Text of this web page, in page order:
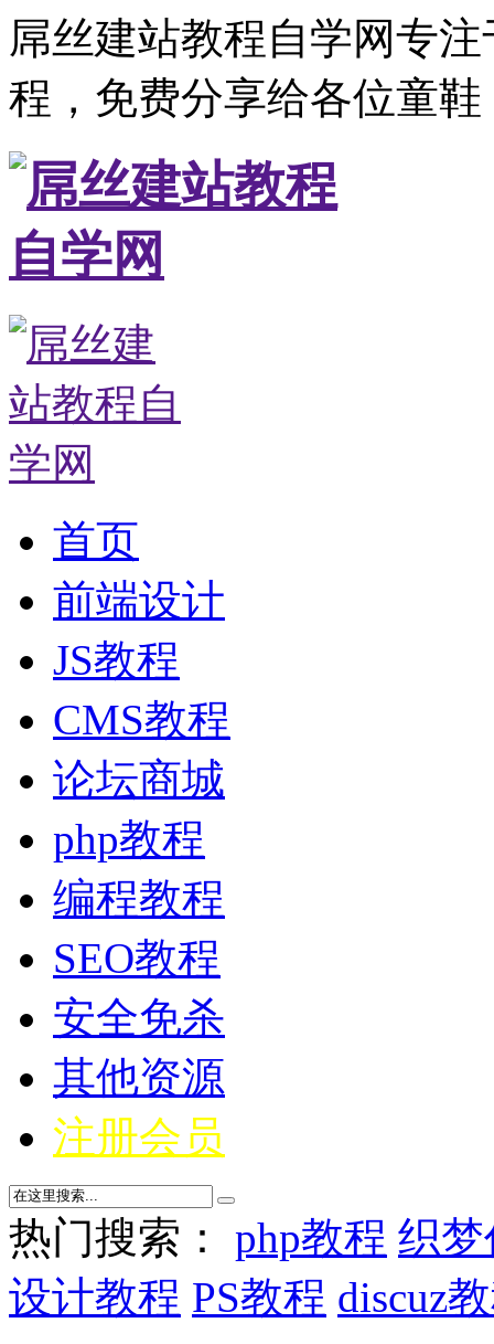
屌丝建站教程自学网专
程，免费分享给各位童
首页
前端设计
JS教程
CMS教程
论坛商城
php教程
编程教程
SEO教程
安全免杀
其他资源
注册会员
热门搜索： php教程 织
设计教程 PS教程 discuz